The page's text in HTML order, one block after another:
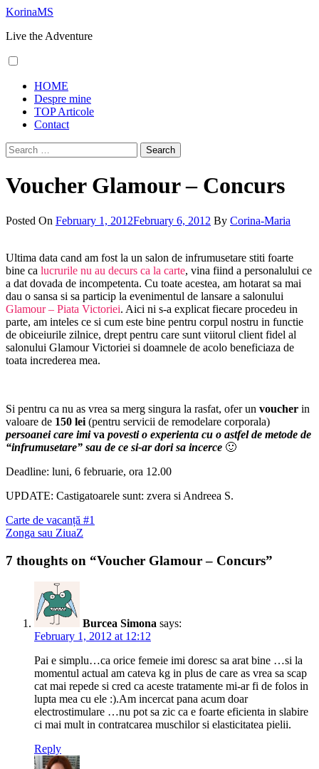
Skip
content
KorinaMS
Live the Adventure
Menu
HOME
Despre mine
TOP Articole
Contact
Search
for:
Voucher Glamour – Concurs
Posted On February 1, 2012February 6, 2012 By Corina-Maria
Ultima data cand am fost la un salon de infrumusetare stiti foarte
bine ca lucrurile nu au decurs ca la carte, vina fiind a personalului ce
a dat dovada de incompetenta. Cu toate acestea, am hotarat sa mai
dau o sansa si sa particip la evenimentul de lansare a salonului
Glamour – Piata Victoriei. Aici ni s-a explicat fiecare procedeu in
parte, am inteles ce si cum este bine pentru corpul nostru in functie
de obiceiurile zilnice, drept pentru care sunt viitorul client fidel al
salonului Glamour Victoriei si doamnele de acolo beneficiaza de
toata increderea mea.
Si pentru ca nu as vrea sa merg singura la rasfat, ofer un voucher in
valoare de 150 lei (pentru servicii de remodelare corporala)
persoanei care imiva povesti o experienta cu o astfel de metode de
“infrumusetare” sau de ce si-ar dori sa incerce 🙂
Deadline: luni, 6 februarie, ora 12.00
UPDATE: Castigatoarele sunt: zvera si Andreea S.
Post
navigation
Previous
post:
Carte de vacanță #1
Next
Zonga sau ZiuaZ
7 thoughts on “Voucher Glamour – Concurs”
Burcea Simona says:
February 1, 2012 at 12:12
Pai e simplu…ca orice femeie imi doresc sa arat bine …si la
momentul actual am cateva kg in plus de care as vrea sa scap
cat mai repede si cred ca aceste tratamente mi-ar fi de folos in
lupta mea cu ele :).Am incercat pana acum doar
electrostimulare …nu pot sa zic ca e foarte eficienta in slabire
ci mai mult in contratcarea muschilor si elasticitatea pielii.
Reply